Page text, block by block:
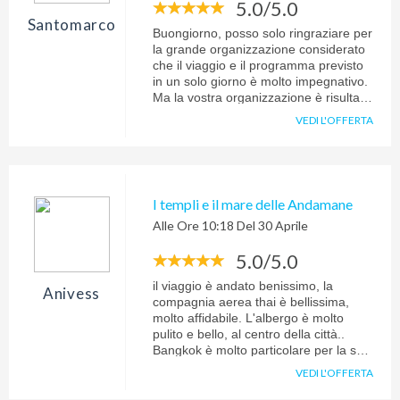
nel cielo c'è qualcuno che mi ama
incondizionatamente e aspetta solo
che io apra il mio cuore per dirmelo a
gran voce. Albachiara Deligia
Pellegrinaggio a Medjugorje 23-28
giugno 2014
Santomarco
5.0/5.0
Buongiorno, posso solo ringraziare per
la grande organizzazione considerato
che il viaggio e il programma previsto
in un solo giorno è molto impegnativo.
Ma la vostra organizzazione è risultata
VEDI L'OFFERTA
Anivess
I templi e il mare delle Andamane
Alle Ore 10:18 Del 30 Aprile
5.0/5.0
il viaggio è andato benissimo, la
compagnia aerea thai è bellissima,
molto affidabile. L'albergo è molto
pulito e bello, al centro della città..
Bangkok è molto particolare per la sua
VEDI L'OFFERTA